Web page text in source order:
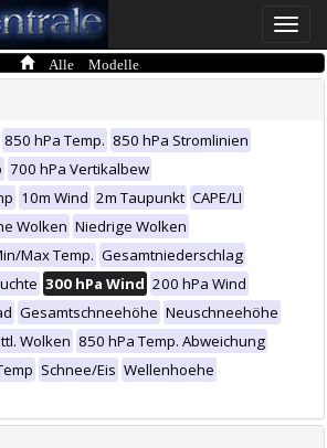
Toggle
Alle Modelle
850 hPa Temp. 850 hPa Stromlinien
700 hPa Vertikalbew
10m Wind 2m Taupunkt CAPE/LI
Wolken Niedrige Wolken
Max Temp. Gesamtniederschlag
300 hPa Wind 200 hPa Wind
Gesamtschneehöhe Neuschneehöhe
Wolken 850 hPa Temp. Abweichung
Schnee/Eis Wellenhoehe